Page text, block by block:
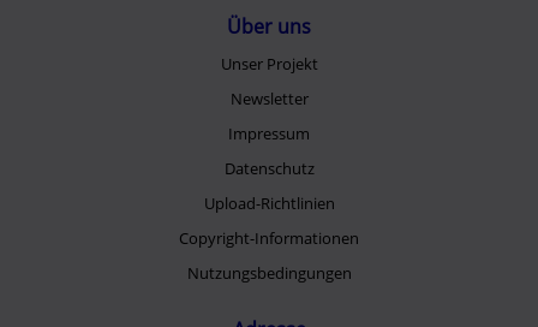
Über uns
Unser Projekt
Newsletter
Impressum
Datenschutz
Upload-Richtlinien
Copyright-Informationen
Nutzungsbedingungen